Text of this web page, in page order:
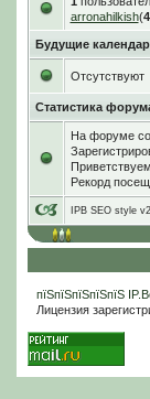
arronahilkish(
Будущие
Отсутствуют
Статистика
На форуме
Рекорд
IPB SEO style
пїЅпїЅпїЅпїЅпїЅ
Лицензия